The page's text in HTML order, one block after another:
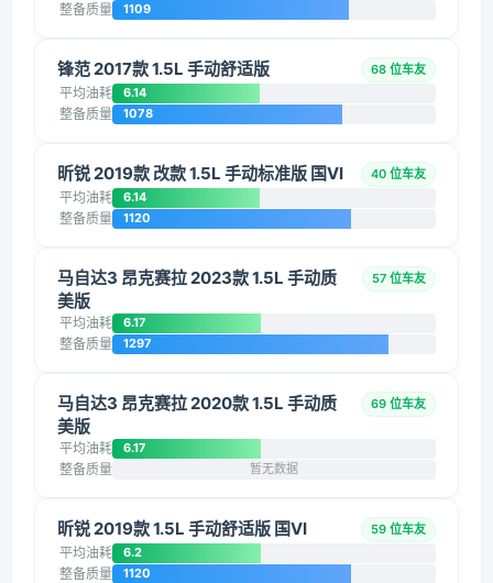
整备质量 1109
锋范 2017款 1.5L 手动舒适版 68 位车友
平均油耗 6.14
整备质量 1078
昕锐 2019款 改款 1.5L 手动标准版 国VI 40 位车友
平均油耗 6.14
整备质量 1120
马自达3 昂克赛拉 2023款 1.5L 手动质
美版
57 位车友
平均油耗 6.17
整备质量 1297
马自达3 昂克赛拉 2020款 1.5L 手动质
美版
69 位车友
平均油耗 6.17
整备质量 暂无数据
昕锐 2019款 1.5L 手动舒适版 国VI 59 位车友
平均油耗 6.2
整备质量 1120